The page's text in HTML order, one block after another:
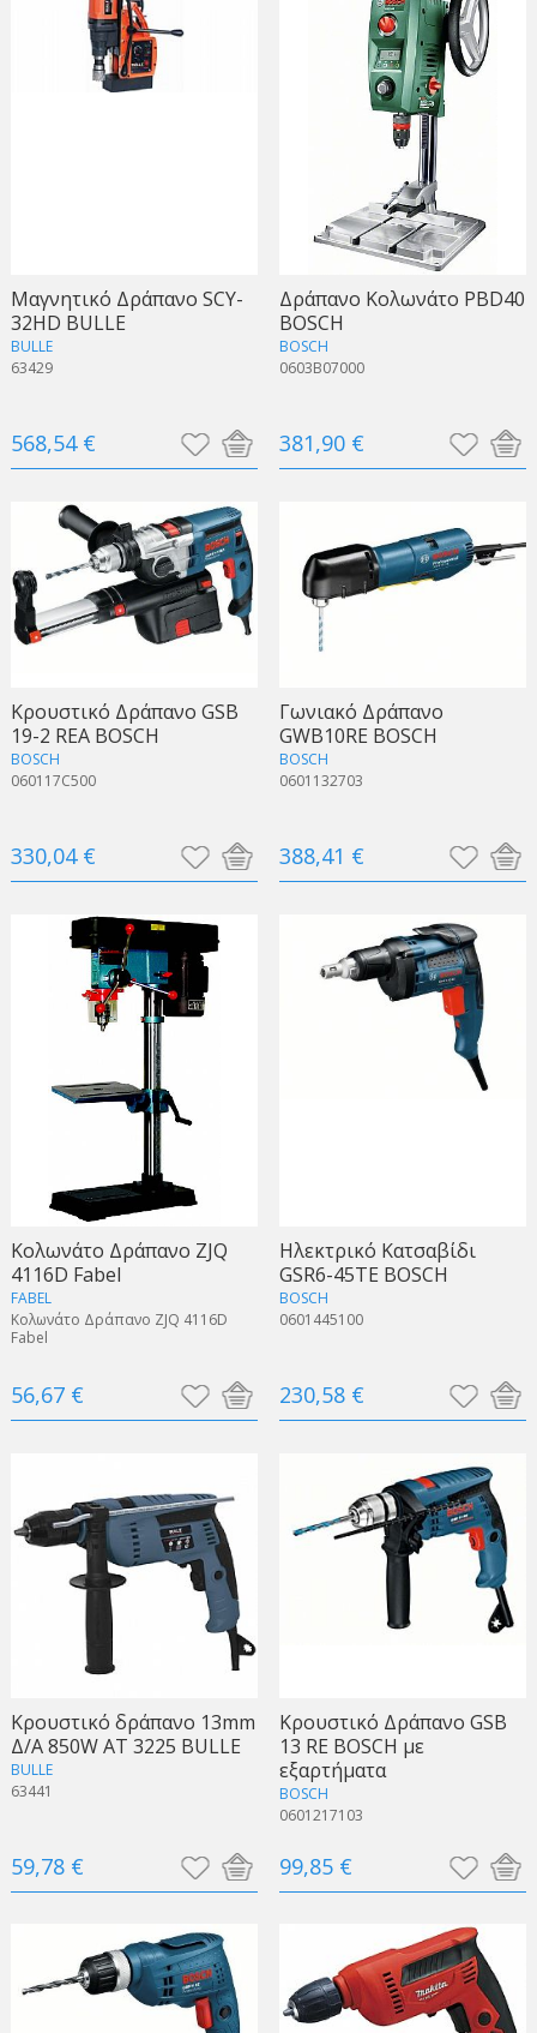
Μαγνητικό Δράπανο SCY-
32HD BULLE
BULLE
63429
568,54 €
Δράπανο Κολωνάτο PBD40
BOSCH
BOSCH
0603B07000
381,90 €
Κρουστικό Δράπανο GSB
19-2 REA BOSCH
BOSCH
060117C500
330,04 €
Γωνιακό Δράπανο
GWB10RE BOSCH
BOSCH
0601132703
388,41 €
Κολωνάτο Δράπανο ZJQ
4116D Fabel
FABEL
Κολωνάτο Δράπανο ZJQ 4116D
Fabel
56,67 €
Hλεκτρικό Κατσαβίδι
GSR6-45TE BOSCH
BOSCH
0601445100
230,58 €
Κρουστικό δράπανο 13mm
Δ/Α 850W AT 3225 BULLE
BULLE
63441
59,78 €
Κρουστικό Δράπανο GSB
13 RE BOSCH με
εξαρτήματα
BOSCH
0601217103
99,85 €